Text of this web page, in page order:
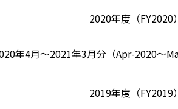
2020年度（FY2020）
年4月～2021年3月分（Apr-2020～
2019年度（FY2019）